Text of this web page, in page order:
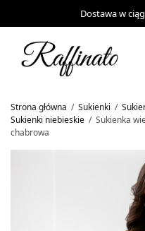
Dostawa w
Strona główna / Sukienki /
Sukienki niebieskie / Sukienka
chabrowa